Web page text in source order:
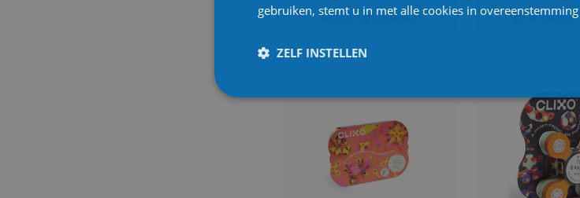
In winkelmandje In
gebruiken, stemt u in met alle cookies in
ZELF INSTELLEN